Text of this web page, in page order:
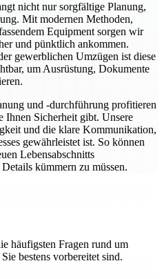
nicht nur sorgfältige Planung,
Mit modernen Methoden,
Equipment sorgen wir
und pünktlich ankommen.
gewerblichen Umzügen ist diese
um Ausrüstung, Dokumente
und -durchführung profitieren
Ihnen Sicherheit gibt. Unsere
und die klare Kommunikation,
gewährleistet ist. So können
Lebensabschnitts
kümmern zu müssen.
häufigsten Fragen rund um
bestens vorbereitet sind.